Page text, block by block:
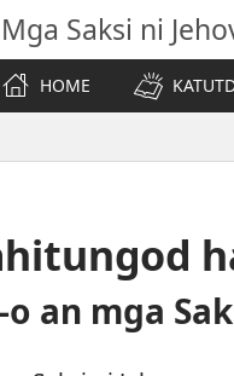
Mga Saksi ni
HOME
o an mga